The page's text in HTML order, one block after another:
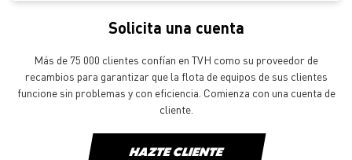
Solicita una cuenta
Más de 75 000 clientes confían en TVH como su proveedor de
recambios para garantizar que la flota de equipos de sus clientes
funcione sin problemas y con eficiencia. Comienza con una cuenta de
cliente.
HAZTE CLIENTE